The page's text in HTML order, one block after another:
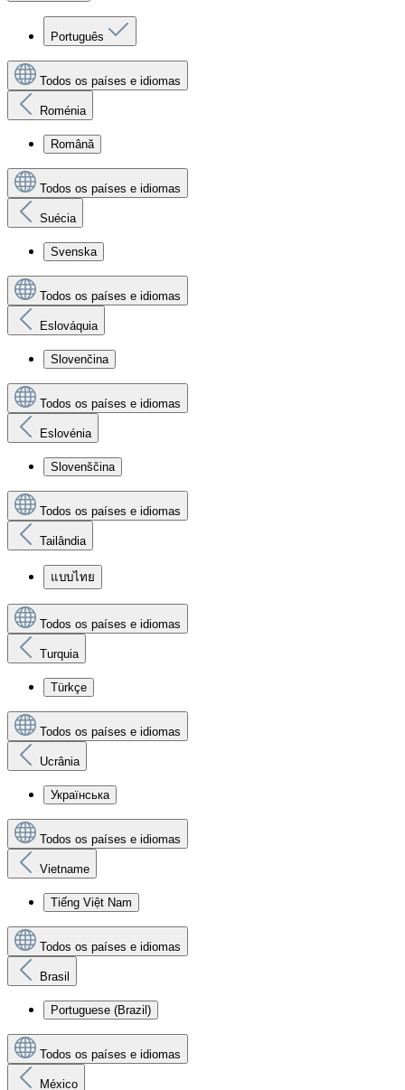
Português
Todos os países e idiomas
Roménia
Română
Todos os países e idiomas
Suécia
Svenska
Todos os países e idiomas
Eslováquia
Slovenčina
Todos os países e idiomas
Eslovénia
Slovenščina
Todos os países e idiomas
Tailândia
แบบไทย
Todos os países e idiomas
Turquia
Türkçe
Todos os países e idiomas
Ucrânia
Українська
Todos os países e idiomas
Vietname
Tiếng Việt Nam
Todos os países e idiomas
Brasil
Portuguese (Brazil)
Todos os países e idiomas
México